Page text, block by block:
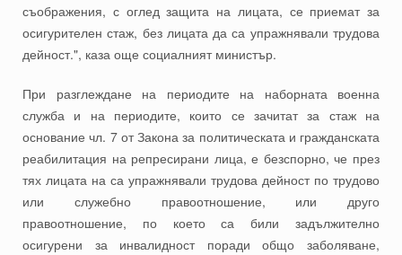
съображения, с оглед защита на лицата, се приемат за
осигурителен стаж, без лицата да са упражнявали трудова
дейност.", каза още социалният министър.
При разглеждане на периодите на наборната военна
служба и на периодите, които се зачитат за стаж на
основание чл. 7 от Закона за политическата и гражданската
реабилитация на репресирани лица, е безспорно, че през
тях лицата на са упражнявали трудова дейност по трудово
или служебно правоотношение, или друго
правоотношение, по което са били задължително
осигурени за инвалидност поради общо заболяване,